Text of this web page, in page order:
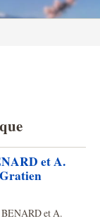
DAN en ligne
de grades DAN
et A.
BENARD et A.